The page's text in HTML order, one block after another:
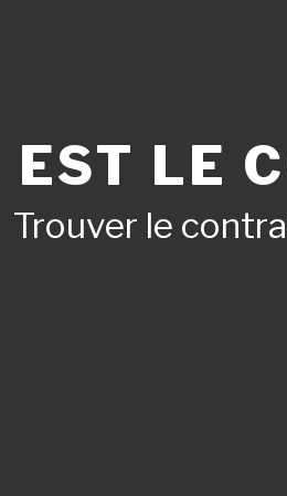
EST LE
Trouver le